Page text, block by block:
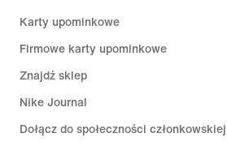
Karty upominkowe
Firmowe karty upominkowe
Znajdź sklep
Nike Journal
Dołącz do społeczności członkowskiej